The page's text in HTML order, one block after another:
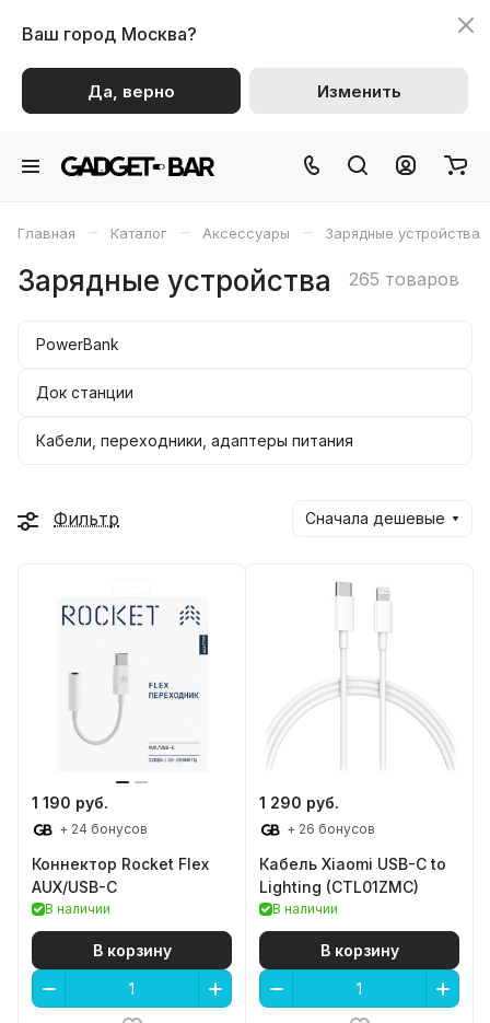
Ваш город Москва?
Да, верно Изменить
Главная – Каталог – Аксессуары – Зарядные устройства
Зарядные устройства 265 товаров
PowerBank
Док станции
Кабели, переходники, адаптеры питания
Фильтр Сначала дешевые
1 190 руб.
+ 24 бонусов
Коннектор Rocket Flex
AUX/USB-C
В наличии
В корзину
1 290 руб.
+ 26 бонусов
Кабель Xiaomi USB-C to
Lighting (CTL01ZMC)
В наличии
В корзину